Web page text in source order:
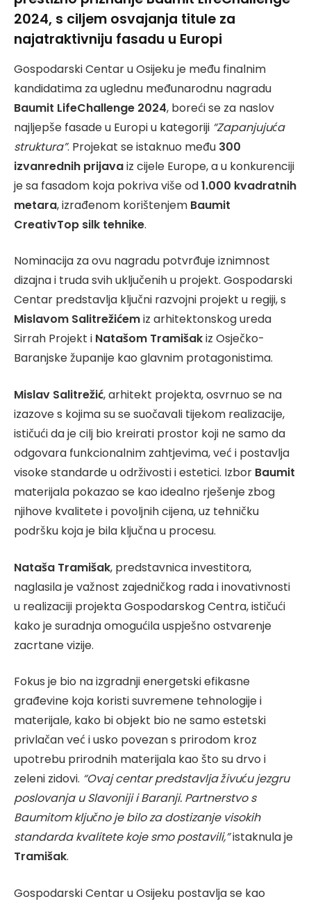
2024, s ciljem osvajanja titule za
najatraktivniju fasadu u Europi
Gospodarski Centar u Osijeku je među finalnim
kandidatima za uglednu međunarodnu nagradu
Baumit LifeChallenge 2024, boreći se za naslov
najljepše fasade u Europi u kategoriji “Zapanjujuća
struktura”. Projekat se istaknuo među 300
izvanrednih prijavaiz cijele Europe, a u konkurenciji
je sa fasadom koja pokriva više od1.000 kvadratnih
metara, izrađenom korištenjem Baumit
CreativTop silk tehnike.
Nominacija za ovu nagradu potvrđuje iznimnost
dizajna i truda svih uključenih u projekt. Gospodarski
Centar predstavlja ključni razvojni projekt u regiji, s
Mislavom Salitrežićemiz arhitektonskog ureda
Sirrah Projekt i Natašom Tramišakiz Osječko-
Baranjske županije kao glavnim protagonistima.
Mislav Salitrežić, arhitekt projekta, osvrnuo se na
izazove s kojima su se suočavali tijekom realizacije,
ističući da je cilj bio kreirati prostor koji ne samo da
odgovara funkcionalnim zahtjevima, već i postavlja
visoke standarde u održivosti i estetici. Izbor Baumit
materijala pokazao se kao idealno rješenje zbog
njihove kvalitete i povoljnih cijena, uz tehničku
podršku koja je bila ključna u procesu.
Nataša Tramišak, predstavnica investitora,
naglasila je važnost zajedničkog rada i inovativnosti
u realizaciji projekta Gospodarskog Centra, ističući
kako je suradnja omogućila uspješno ostvarenje
zacrtane vizije.
Fokus je bio na izgradnji energetski efikasne
građevine koja koristi suvremene tehnologije i
materijale, kako bi objekt bio ne samo estetski
privlačan već i usko povezan s prirodom kroz
upotrebu prirodnih materijala kao što su drvo i
zeleni zidovi. “Ovaj centar predstavlja živuću jezgru
poslovanja u Slavoniji i Baranji. Partnerstvo s
Baumitom ključno je bilo za dostizanje visokih
standarda kvalitete koje smo postavili,”istaknula je
Tramišak.
Gospodarski Centar u Osijeku postavlja se kao